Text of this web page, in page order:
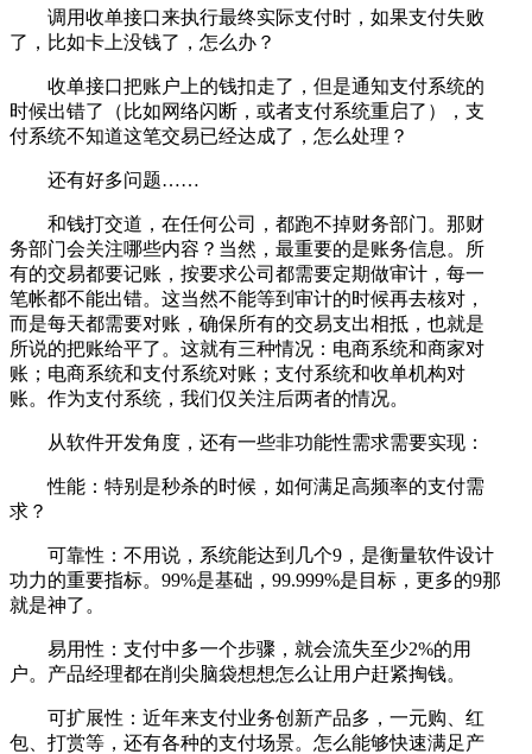
调用收单接口来执行最终实际支付时，如果支付失败
了，比如卡上没钱了，怎么办？
收单接口把账户上的钱扣走了，但是通知支付系统的
时候出错了（比如网络闪断，或者支付系统重启了），支
付系统不知道这笔交易已经达成了，怎么处理？
还有好多问题……
和钱打交道，在任何公司，都跑不掉财务部门。那财
务部门会关注哪些内容？当然，最重要的是账务信息。所
有的交易都要记账，按要求公司都需要定期做审计，每一
笔帐都不能出错。这当然不能等到审计的时候再去核对，
而是每天都需要对账，确保所有的交易支出相抵，也就是
所说的把账给平了。这就有三种情况：电商系统和商家对
账；电商系统和支付系统对账；支付系统和收单机构对
账。作为支付系统，我们仅关注后两者的情况。
从软件开发角度，还有一些非功能性需求需要实现：
性能：特别是秒杀的时候，如何满足高频率的支付需
求？
可靠性：不用说，系统能达到几个9，是衡量软件设计
功力的重要指标。99%是基础，99.999%是目标，更多的9那
就是神了。
易用性：支付中多一个步骤，就会流失至少2%的用
户。产品经理都在削尖脑袋想想怎么让用户赶紧掏钱。
可扩展性：近年来支付业务创新产品多，一元购、红
包、打赏等，还有各种的支付场景。怎么能够快速满足产